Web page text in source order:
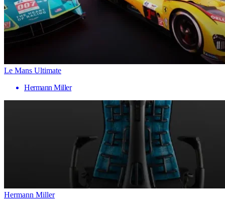
Le Mans Ultimate
Hermann Miller
Hermann Miller